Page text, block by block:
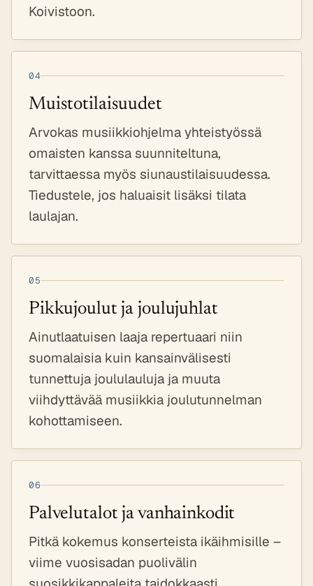
Koivistoon.
04
Muistotilaisuudet
Arvokas musiikkiohjelma yhteistyössä
omaisten kanssa suunniteltuna,
tarvittaessa myös siunaustilaisuudessa.
Tiedustele, jos haluaisit lisäksi tilata
laulajan.
05
Pikkujoulut ja joulujuhlat
Ainutlaatuisen laaja repertuaari niin
suomalaisia kuin kansainvälisesti
tunnettuja joululauluja ja muuta
viihdyttävää musiikkia joulutunnelman
kohottamiseen.
06
Palvelutalot ja vanhainkodit
Pitkä kokemus konserteista ikäihmisille –
viime vuosisadan puolivälin